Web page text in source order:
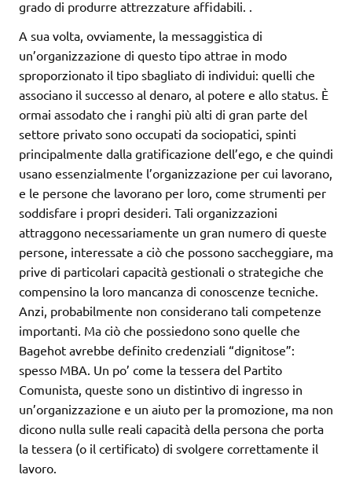
grado di produrre attrezzature affidabili. .
A sua volta, ovviamente, la messaggistica di
un’organizzazione di questo tipo attrae in modo
sproporzionato il tipo sbagliato di individui: quelli che
associano il successo al denaro, al potere e allo status. È
ormai assodato che i ranghi più alti di gran parte del
settore privato sono occupati da sociopatici, spinti
principalmente dalla gratificazione dell’ego, e che quindi
usano essenzialmente l’organizzazione per cui lavorano,
e le persone che lavorano per loro, come strumenti per
soddisfare i propri desideri. Tali organizzazioni
attraggono necessariamente un gran numero di queste
persone, interessate a ciò che possono saccheggiare, ma
prive di particolari capacità gestionali o strategiche che
compensino la loro mancanza di conoscenze tecniche.
Anzi, probabilmente non considerano tali competenze
importanti. Ma ciò che possiedono sono quelle che
Bagehot avrebbe definito credenziali “dignitose”:
spesso MBA. Un po’ come la tessera del Partito
Comunista, queste sono un distintivo di ingresso in
un’organizzazione e un aiuto per la promozione, ma non
dicono nulla sulle reali capacità della persona che porta
la tessera (o il certificato) di svolgere correttamente il
lavoro.